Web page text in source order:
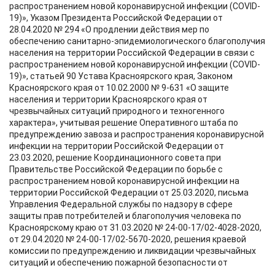
распространением новой коронавирусной инфекции (COVID-
19)», Указом Президента Российской Федерации от
28.04.2020 № 294 «О продлении действия мер по
обеспечению санитарно-эпидемиологического благополучия
населения на территории Российской Федерации в связи с
распространением новой коронавирусной инфекции (COVID-
19)», статьей 90 Устава Красноярского края, Законом
Красноярского края от 10.02.2000 № 9-631 «О защите
населения и территории Красноярского края от
чрезвычайных ситуаций природного и техногенного
характера», учитывая решение Оперативного штаба по
предупреждению завоза и распространения коронавирусной
инфекции на территории Российской Федерации от
23.03.2020, решение Координационного совета при
Правительстве Российской Федерации по борьбе с
распространением новой коронавирусной инфекции на
территории Российской Федерации от 25.03.2020, письма
Управления Федеральной службы по надзору в сфере
защиты прав потребителей и благополучия человека по
Красноярскому краю от 31.03.2020 № 24-00-17/02-4028-2020,
от 29.04.2020 № 24-00-17/02-5670-2020, решения краевой
комиссии по предупреждению и ликвидации чрезвычайных
ситуаций и обеспечению пожарной безопасности от